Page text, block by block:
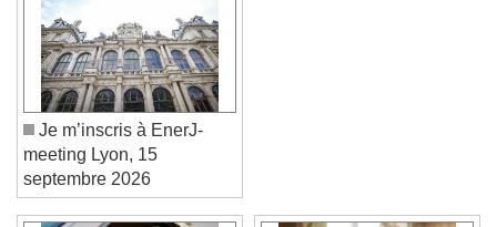
Je m’inscris à EnerJ-
meeting Lyon, 15
septembre 2026